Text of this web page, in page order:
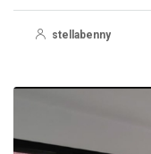
stellabenny